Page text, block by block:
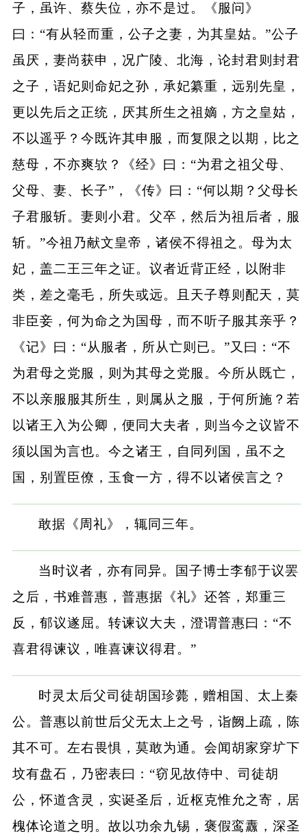
子，虽许、蔡失位，亦不是过。《服问》
曰：“有从轻而重，公子之妻，为其皇姑。”公子
虽厌，妻尚获申，况广陵、北海，论封君则封君
之子，语妃则命妃之孙，承妃纂重，远别先皇，
更以先后之正统，厌其所生之祖嫡，方之皇姑，
不以遥乎？今既许其申服，而复限之以期，比之
慈母，不亦爽欤？《经》曰：“为君之祖父母、
父母、妻、长子”，《传》曰：“何以期？父母长
子君服斩。妻则小君。父卒，然后为祖后者，服
斩。”今祖乃献文皇帝，诸侯不得祖之。母为太
妃，盖二王三年之证。议者近背正经，以附非
类，差之毫毛，所失或远。且天子尊则配天，莫
非臣妾，何为命之为国母，而不听子服其亲乎？
《记》曰：“从服者，所从亡则已。”又曰：“不
为君母之党服，则为其母之党服。今所从既亡，
不以亲服服其所生，则属从之服，于何所施？若
以诸王入为公卿，便同大夫者，则当今之议皆不
须以国为言也。今之诸王，自同列国，虽不之
国，别置臣僚，玉食一方，得不以诸侯言之？
敢据《周礼》，辄同三年。
当时议者，亦有同异。国子博士李郁于议罢
之后，书难普惠，普惠据《礼》还答，郑重三
反，郁议遂屈。转谏议大夫，澄谓普惠曰：“不
喜君得谏议，唯喜谏议得君。”
时灵太后父司徒胡国珍薨，赠相国、太上秦
公。普惠以前世后父无太上之号，诣阙上疏，陈
其不可。左右畏惧，莫敢为通。会闻胡家穿圹下
坟有盘石，乃密表曰：“窃见故侍中、司徒胡
公，怀道含灵，实诞圣后，近枢克惟允之寄，居
槐体论道之明。故以功余九锡，褒假鸾纛，深圣